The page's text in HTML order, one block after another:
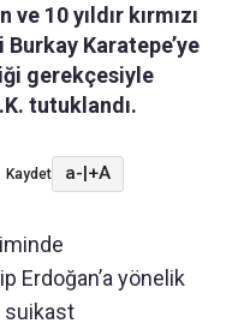
10 yıldır kırmızı
Karatepe’ye
gerekçesiyle
tutuklandı.
Kaydet a-|+A
Erdoğan’a yönelik
suikast